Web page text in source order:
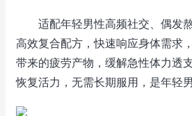
适配年轻男性高频社交、偶发熬
高效复合配方，快速响应身体需求
带来的疲劳产物，缓解急性体力透
恢复活力，无需长期服用，是年轻男